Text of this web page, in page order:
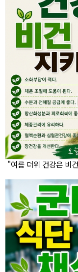
"여름 더위 건강은 비